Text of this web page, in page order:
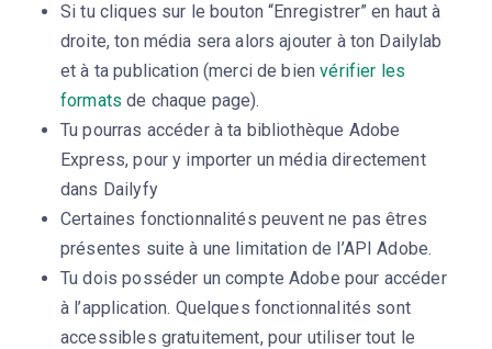
Si tu cliques sur le bouton “Enregistrer” en haut à
droite, ton média sera alors ajouter à ton Dailylab
et à ta publication (merci de bienvérifier les
formats de chaque page).
Tu pourras accéder à ta bibliothèque Adobe
Express, pour y importer un média directement
dans Dailyfy
Certaines fonctionnalités peuvent ne pas êtres
présentes suite à une limitation de l’API Adobe.
Tu dois posséder un compte Adobe pour accéder
à l’application. Quelques fonctionnalités sont
accessibles gratuitement, pour utiliser tout le